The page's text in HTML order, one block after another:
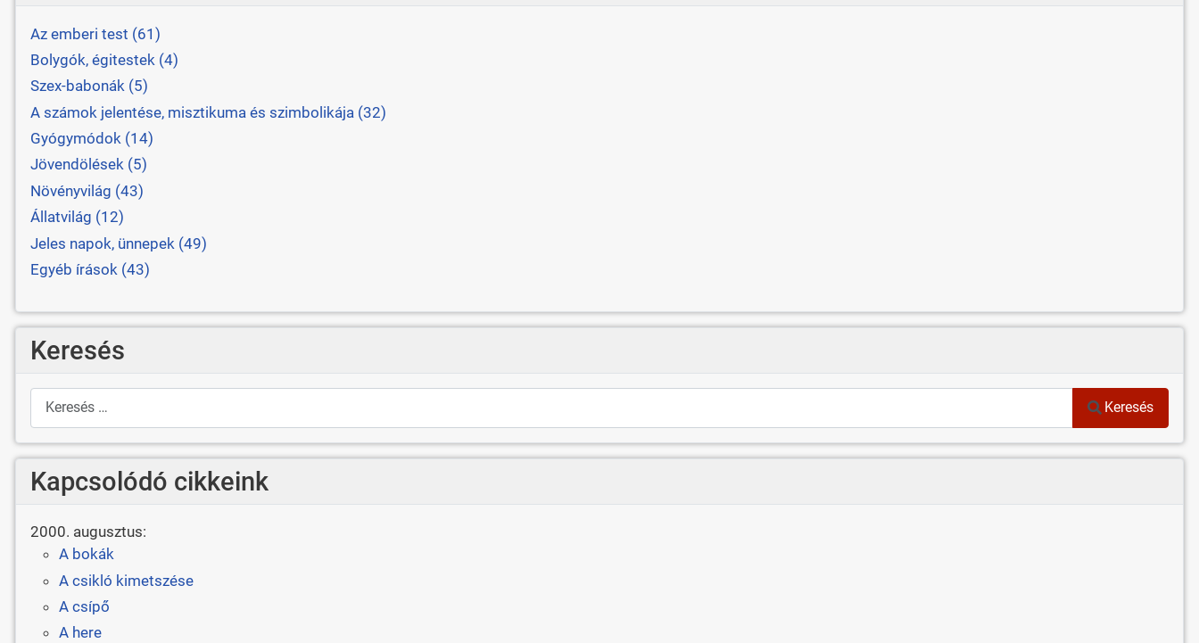
Az emberi test (61)
Bolygók, égitestek (4)
Szex-babonák (5)
A számok jelentése, misztikuma és szimbolikája (32)
Gyógymódok (14)
Jövendölések (5)
Növényvilág (43)
Állatvilág (12)
Jeles napok, ünnepek (49)
Egyéb írások (43)
Keresés
Keresés
Keresés
Kapcsolódó cikkeink
2000. augusztus:
A bokák
A csikló kimetszése
A csípő
A here